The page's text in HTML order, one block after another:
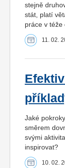
stejně
stát, platí
práce v téže
11. 02.
Jaké
směrem
svými
inspirovat?
10. 02.